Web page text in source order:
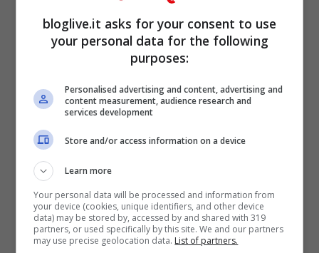
Queste dunque ledate confermate per
aprile 2011 in Italia:
1 aprile 2011, Milano, Mediolanum Forum
2 aprile 2011, Milano, Mediolanum Forum
bloglive.it asks for your consent to use
your personal data for the following
purposes:
Personalised advertising and content, advertising and
content measurement, audience research and
services development
Store and/or access information on a device
Learn more
Your personal data will be processed and information from
your device (cookies, unique identifiers, and other device
data) may be stored by, accessed by and shared with 319
partners, or used specifically by this site. We and our partners
may use precise geolocation data. List of partners.